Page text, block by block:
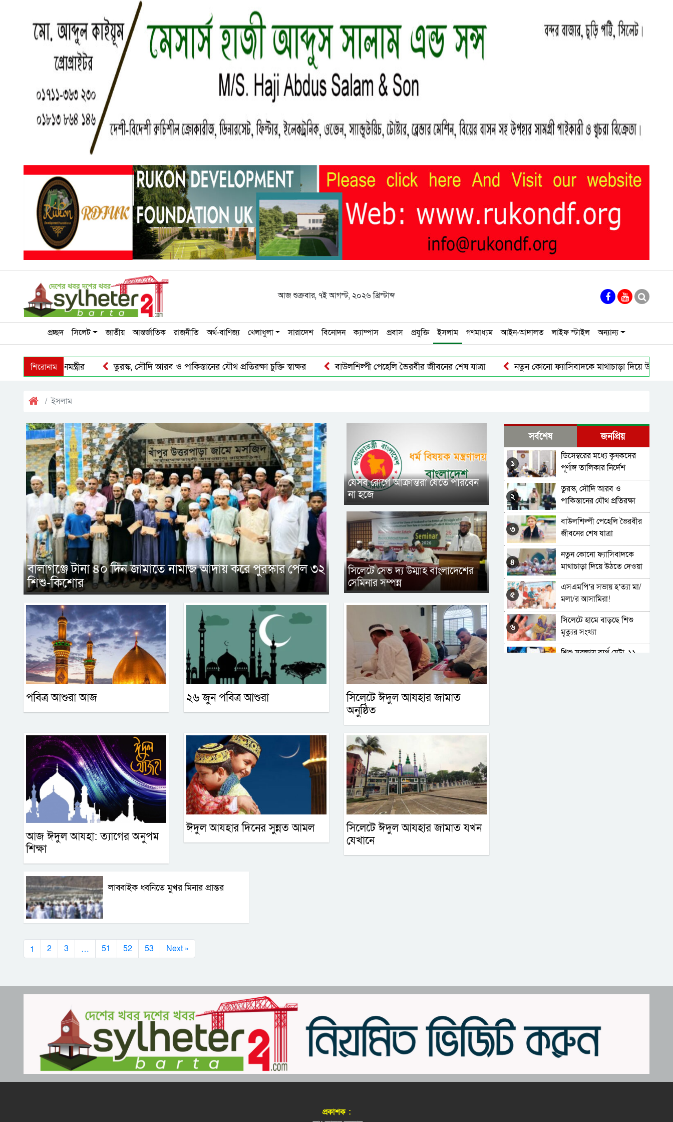
আজশুক্রবার,৭ই আগস্ট, ২০২৬ খ্রিস্টাব্দ
প্রচ্ছদ সিলেট জাতীয় আন্তর্জাতিক রাজনীতি অর্থ-বাণিজ্য খেলাধুলা সারাদেশ বিনোদন ক্যাম্পাস প্রবাস প্রযুক্তি ইসলাম গণমাধ্যম আইন-আদালত লাইফ স্টাইল অন্যান্য
শিরোনাম
প্রধানমন্ত্রীর তুরস্ক, সৌদি আরব ও পাকিস্তানের যৌথ প্রতিরক্ষা চুক্তি স্বাক্ষর বাউলশিল্পী পেহেলি ভৈরবীর জীবনের শেষ যাত্রা নতুন কোনো ফ্যাসিবাদকে মাথাচাড়া দিয়ে উঠতে দেওয়া
ইসলাম
বালাগঞ্জে টানা ৪০ দিন জামাতে নামাজ আদায় করে পুরস্কার পেল ৩২
শিশু-কিশোর
যেসব রোগে আক্রান্তরা যেতে পারবেন
না হজে
সিলেটে সেভ দ্য উম্মাহ বাংলাদেশের
সেমিনার সম্পন্ন
পবিত্র আশুরা আজ ২৬ জুন পবিত্র আশুরা
সিলেটে ঈদুল আযহার জামাত
অনুষ্ঠিত
আজ ঈদুল আযহা: ত্যাগের অনুপম
শিক্ষা
ঈদুল আযহার দিনের সুন্নত আমল
সিলেটে ঈদুল আযহার জামাত যখন
যেখানে
লাব্বাইক ধ্বনিতে মুখর মিনার প্রান্তর
1 2 3 … 51 52 53 Next »
সর্বশেষ জনপ্রিয়
১
ডিসেম্বরের মধ্যে কৃষকদের
পূর্ণাঙ্গ তালিকার নির্দেশ
প্রধানমন্ত্রীর
২
তুরস্ক, সৌদি আরব ও
পাকিস্তানের যৌথ প্রতিরক্ষা
চুক্তি স্বাক্ষর
৩
বাউলশিল্পী পেহেলি ভৈরবীর
জীবনের শেষ যাত্রা
৪
নতুন কোনো ফ্যাসিবাদকে
মাথাচাড়া দিয়ে উঠতে দেওয়া
হবে না: ছাত্র জমিয়ত
৫
এসএমপি’র সভায় হ’ত্যা মা/
মলা/র আসামিরা!
৬
সিলেটে হামে বাড়ছে শিশু
মৃত্যুর সংখ্যা
শিশু সুরক্ষায় ব্যর্থ মেটা, ১১
প্রকাশক :